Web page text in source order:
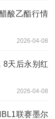
酸乙酯行情
2026-04-08
8天后永别红
2026-04-08
联赛墨尔